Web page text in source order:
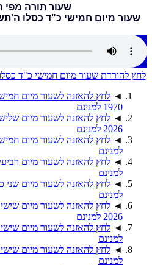
שעור תורה מפי
שעור מיום חמישי כ"ד כסלו ה'תשפ"ד, 07-12-
לחץ להורדת שעור מיום חמישי כ"ד כסלו ה'תשפ"ד,
◄
1970 למנינם
◄
2026 למנינם
◄
למנינם
◄
למנינם
◄
למנינם
◄
2026 למנינם
◄
למנינם
◄
למנינם